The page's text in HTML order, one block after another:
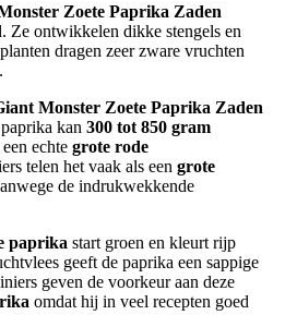
Zoete Paprika Zaden
Ze ontwikkelen dikke stengels en
dragen zeer zware vruchten
Monster Zoete Paprika Zaden
kan 300 tot 850 gram
echte grote rode
telen het vaak als een grote
de indrukwekkende
paprika start groen en kleurt rijp
geeft de paprika een sappige
geven de voorkeur aan deze
omdat hij in veel recepten goed